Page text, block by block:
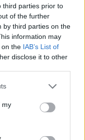
third parties prior to
of the further
by third parties on the
information may
on the IAB’s List of
disclose it to other
or more Google
You may click to
third-party tags to
in below Google
my
Με αυτούς